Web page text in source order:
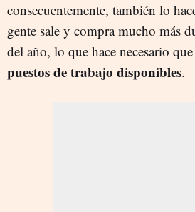
consecuentemente, también lo
gente sale y compra mucho más
del año, lo que hace necesario que
puestos de trabajo disponibles.